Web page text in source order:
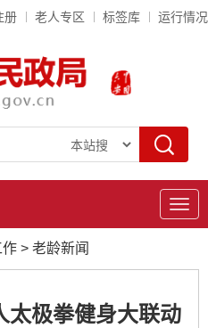
册 老人专区 标签库 运行情况
导
航
作 > 老龄新闻
太极拳健身大联动